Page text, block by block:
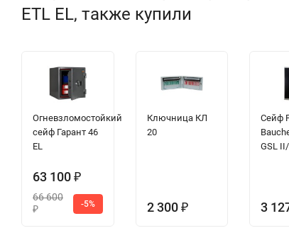
ETL EL, также купили
Огневзломостойкий
сейф Гарант 46
EL
63 100 ₽
66 600
₽
-5%
Ключница КЛ
20
2 300 ₽
Сейф
GSL
3